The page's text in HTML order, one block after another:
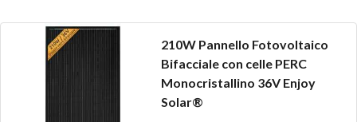
210W Pannello Fotovoltaico
Bifacciale con celle PERC
Monocristallino 36V Enjoy
Solar®